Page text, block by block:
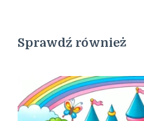
Sprawdź również